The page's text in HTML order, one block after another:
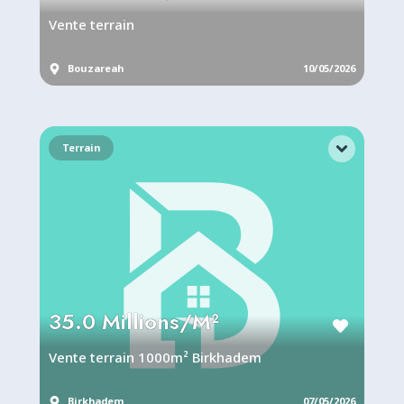
Vente terrain
Bouzareah 10/05/2026
Terrain
35.0 Millions/M²
Vente terrain 1000m² Birkhadem
Birkhadem 07/05/2026